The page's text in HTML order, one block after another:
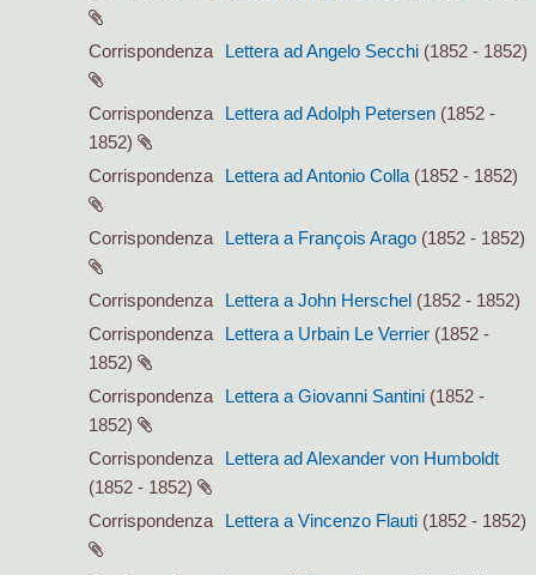
Corrispondenza Lettera ad Angelo Secchi (1852 - 1852)
Corrispondenza Lettera ad Adolph Petersen (1852 -
1852)
Corrispondenza
Lettera ad Antonio Colla (1852 - 1852)
Corrispondenza Lettera a François Arago (1852 - 1852)
Corrispondenza Lettera a John Herschel (1852 - 1852)
Corrispondenza
Lettera a Urbain Le Verrier (1852 -
1852)
Corrispondenza
Lettera a Giovanni Santini (1852 -
1852)
Corrispondenza
Lettera ad Alexander von Humboldt
(1852 - 1852)
Corrispondenza
Lettera a Vincenzo Flauti (1852 - 1852)